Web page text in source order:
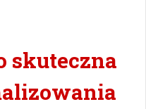
skuteczna